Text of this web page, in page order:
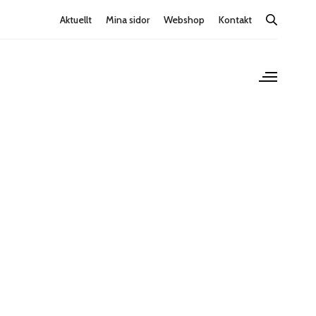
Aktuellt Mina sidor Webshop Kontakt